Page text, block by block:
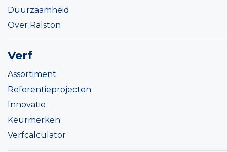
Duurzaamheid
Over Ralston
Verf
Assortiment
Referentieprojecten
Innovatie
Keurmerken
Verfcalculator